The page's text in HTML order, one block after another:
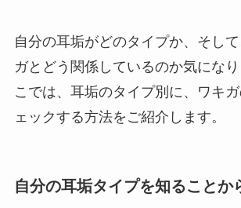
自分の耳垢がどのタイプか、そし
ガとどう関係しているのか気にな
こでは、耳垢のタイプ別に、ワキ
ェックする方法をご紹介します。
自分の耳垢タイプを知ることか